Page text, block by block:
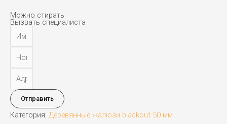
Можно стирать
Вызвать специалиста
Отправить
Категория: Деревянные жалюзи blackout 50 мм